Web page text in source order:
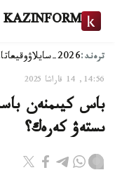
KAZINFORM
ترەند:2026-سايلاۋ وقيعا
14:56, 14 قاراشا 2025
باس كيىمنەن
ىستەۋ كەرەك؟